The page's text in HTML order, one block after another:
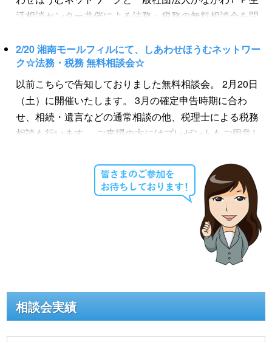
天然美肌化粧品(人工香料不使用)のビューティーｉＱさん
ます☆ 楽天市場ランキング1位にも輝いたことのある基
礎化粧品。 大手外資系製薬会社出身の開発者がゼロから
素材にこだわって開発した、医療機関備置品としても採
用されている皆様に安心してお使いいただける基礎化粧
品です☆ ☆しあわせほうむネットワーク 無料相談会☆
テーマ『しあわせほうむで生活とお肌にうるおいを』
レックプラザ 東京メトロ東西線 南砂町駅徒歩5分
活相談センター共催による法務・税務の無料相談会を開
級フィナンシャルプランナー等）による無料相談に加
え、今回は特別に、一般社団法人日本ティーコンシェル
ジュ協会の協賛により、ティーコンシェルジュ厳選☆オ
リジナルブレンドティーの試飲会も同時開催！！ 良質な
土壌で栽培された、高品質・高栄養価のハーブを使った
オーガニックティーは、上質な味と香りを楽しめるもの
様はもちろん妊娠中の方でも美味しいオーガニックティ
ーをお楽しみいただけます。 ご来場の方にはブレンドテ
ィーをセットでプレゼント（数量限定）☆ 是非ご家族で
お越しください！皆様のご来場お待ちしております(*^-
^*)♪ ☆★☆しあわせほうむ 法務・税務・相続 無料相
談会☆★☆ ～～ 紅茶と法務でしあわせを届けた
い ～～ 【日時】 ６月２５日（土）１０時～１８時
ん・ＫＡＬＤＩさん前のスペース） 【内容】 相続、遺
言、ＦＰなどの生活に関わる法務・税務分野全般
2/20 湘南モールフィルにて、しあわせほうむネットワー
ク☆法務・税務 無料相談会☆
以前こちらで告知しておりました無料相談会。 2月20日
（土）に開催いたします。 3月の確定申告時期に合わ
せ、相続・遺言などの通常相談の他、税理士による税務
相談も行います。 ご来場の方にはプレゼントもご用意し
相談会実績